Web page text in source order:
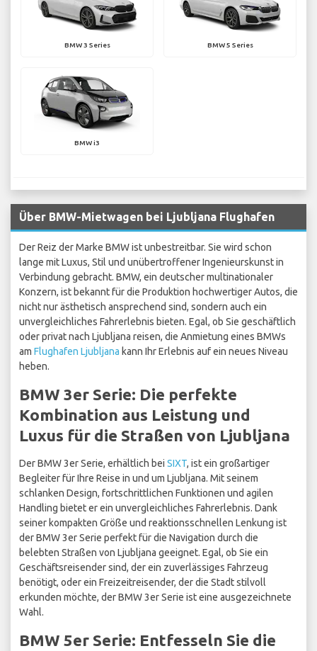
BMW 3 Series BMW 5 Series
BMW i3
Über BMW-Mietwagen bei Ljubljana Flughafen
Der Reiz der Marke BMW ist unbestreitbar. Sie wird schon
lange mit Luxus, Stil und unübertroffener Ingenieurskunst in
Verbindung gebracht. BMW, ein deutscher multinationaler
Konzern, ist bekannt für die Produktion hochwertiger Autos, die
nicht nur ästhetisch ansprechend sind, sondern auch ein
unvergleichliches Fahrerlebnis bieten. Egal, ob Sie geschäftlich
oder privat nach Ljubljana reisen, die Anmietung eines BMWs
am Flughafen Ljubljana kann Ihr Erlebnis auf ein neues Niveau
heben.
BMW 3er Serie: Die perfekte
Kombination aus Leistung und
Luxus für die Straßen von Ljubljana
Der BMW 3er Serie, erhältlich bei SIXT, ist ein großartiger
Begleiter für Ihre Reise in und um Ljubljana. Mit seinem
schlanken Design, fortschrittlichen Funktionen und agilen
Handling bietet er ein unvergleichliches Fahrerlebnis. Dank
seiner kompakten Größe und reaktionsschnellen Lenkung ist
der BMW 3er Serie perfekt für die Navigation durch die
belebten Straßen von Ljubljana geeignet. Egal, ob Sie ein
Geschäftsreisender sind, der ein zuverlässiges Fahrzeug
benötigt, oder ein Freizeitreisender, der die Stadt stilvoll
erkunden möchte, der BMW 3er Serie ist eine ausgezeichnete
Wahl.
BMW 5er Serie: Entfesseln Sie die